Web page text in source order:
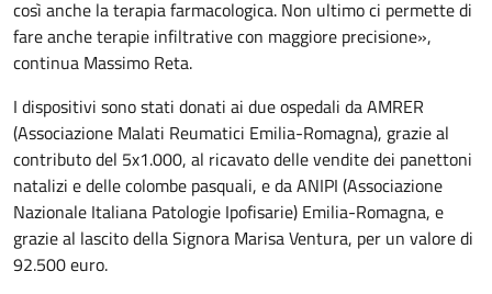
così anche la terapia farmacologica. Non ultimo ci permette di
fare anche terapie infiltrative con maggiore precisione»,
continua Massimo Reta.
I dispositivi sono stati donati ai due ospedali da AMRER
(Associazione Malati Reumatici Emilia-Romagna), grazie al
contributo del 5x1.000, al ricavato delle vendite dei panettoni
natalizi e delle colombe pasquali, e da ANIPI (Associazione
Nazionale Italiana Patologie Ipofisarie) Emilia-Romagna, e
grazie al lascito della Signora Marisa Ventura, per un valore di
92.500 euro.